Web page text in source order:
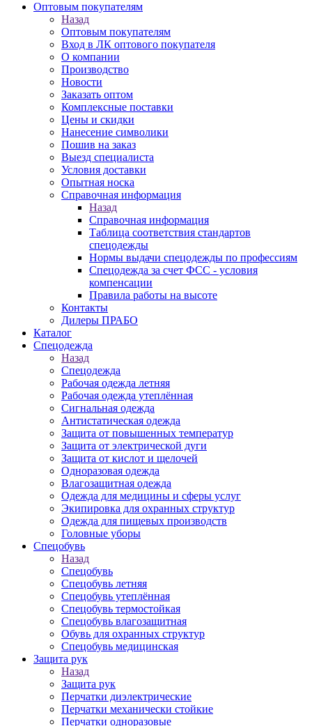
Оптовым покупателям
Назад
Оптовым покупателям
Вход в ЛК оптового покупателя
О компании
Производство
Новости
Заказать оптом
Комплексные поставки
Цены и скидки
Нанесение символики
Пошив на заказ
Выезд специалиста
Условия доставки
Опытная носка
Справочная информация
Назад
Справочная информация
Таблица соответствия стандартов
спецодежды
Нормы выдачи спецодежды по профессиям
Спецодежда за счет ФСС - условия
компенсации
Правила работы на высоте
Контакты
Дилеры ПРАБО
Каталог
Спецодежда
Назад
Спецодежда
Рабочая одежда летняя
Рабочая одежда утеплённая
Сигнальная одежда
Антистатическая одежда
Защита от повышенных температур
Защита от электрической дуги
Защита от кислот и щелочей
Одноразовая одежда
Влагозащитная одежда
Одежда для медицины и сферы услуг
Экипировка для охранных структур
Одежда для пищевых производств
Головные уборы
Спецобувь
Назад
Спецобувь
Спецобувь летняя
Спецобувь утеплённая
Спецобувь термостойкая
Спецобувь влагозащитная
Обувь для охранных структур
Спецобувь медицинская
Защита рук
Назад
Защита рук
Перчатки диэлектрические
Перчатки механически стойкие
Перчатки одноразовые